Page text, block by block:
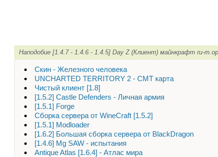
Наподобие [1.4.7 - 1.4.6 - 1.4.5] Day Z (Клиент) майнкрафт ru-
Скин - Железного человека
UNCHARTED TERRITORY 2 - CMT карта
Чистый клиент [1.8]
[1.5.2] Castle Defenders - Личная армия
[1.5.1] Forge
Сборка сервера от WineCraft [1.5.2]
[1.5.1] Modloader
[1.6.2] Большая сборка сервера от BlackDragon
[1.4.6] Mg SAW - испытания
Antique Atlas [1.6.4] - Атлас мира